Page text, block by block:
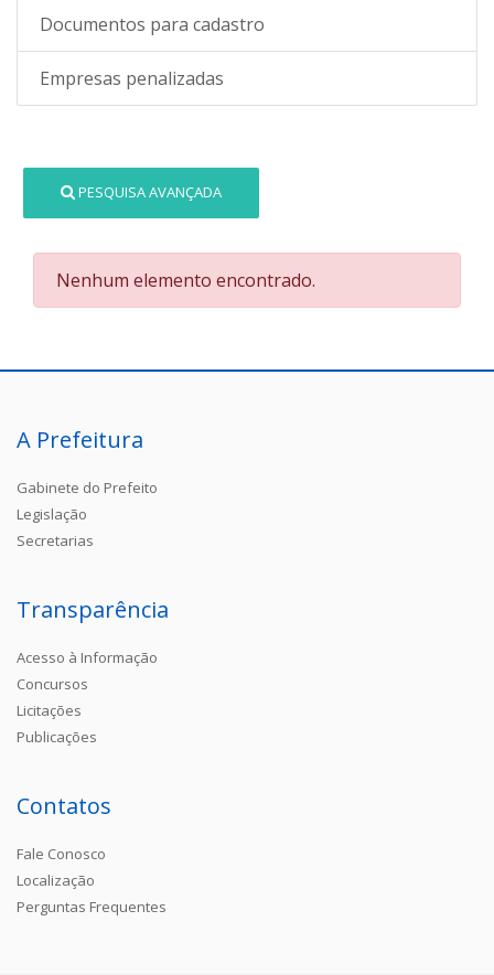
Documentos para cadastro
Empresas penalizadas
PESQUISA AVANÇADA
Nenhum elemento encontrado.
A Prefeitura
Gabinete do Prefeito
Legislação
Secretarias
Transparência
Acesso à Informação
Concursos
Licitações
Publicações
Contatos
Fale Conosco
Localização
Perguntas Frequentes